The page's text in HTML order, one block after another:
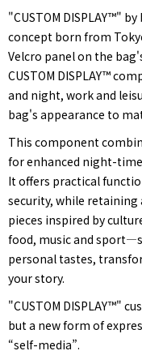
"CUSTOM DISPLAY™"
concept born from
Velcro panel on the
CUSTOM DISPLAY™
and night, work and
bag's appearance to
This component
for enhanced night-
It offers practical
security, while retaining
pieces inspired by
food, music and
personal tastes,
your story.
"CUSTOM DISPLAY™"
but a new form of
“self-media”.